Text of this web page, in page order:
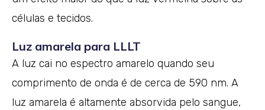
células e tecidos.
Luz amarela para LLLT
A luz cai no espectro amarelo quando seu
comprimento de onda é de cerca de 590 nm. A
luz amarela é altamente absorvida pelo sangue,